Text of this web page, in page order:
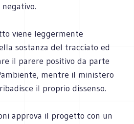
viene leggermente
sostanza del tracciato ed
il parere positivo da parte
mentre il ministero
il proprio dissenso.
approva il progetto con un